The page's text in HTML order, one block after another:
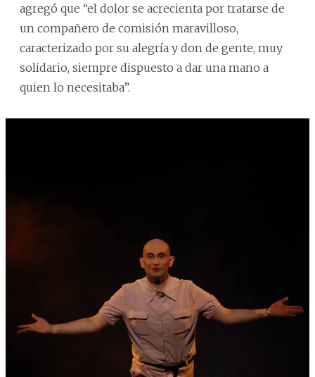
agregó que “el dolor se acrecienta por tratarse de
un compañero de comisión maravilloso,
caracterizado por su alegría y don de gente, muy
solidario, siempre dispuesto a dar una mano a
quien lo necesitaba”.